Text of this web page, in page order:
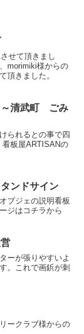
せて頂きまし
morimiki様からの
頂きました。
清武町 ごみ
られるとの事で四
看板屋ARTISANの
ンドサイン
ブジェの説明看板
ジはコチラから
ーが張りやすいよ
。これで画鋲が刺
ークラブ様からの